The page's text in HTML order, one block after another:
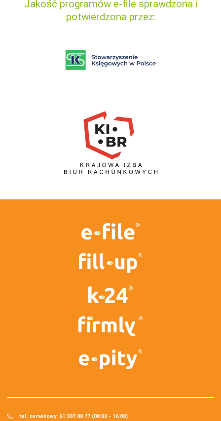
Jakość programów e-file sprawdzona i
potwierdzona przez:
tel. serwisowy: 61 307 00 77 (08:00 - 16:00)